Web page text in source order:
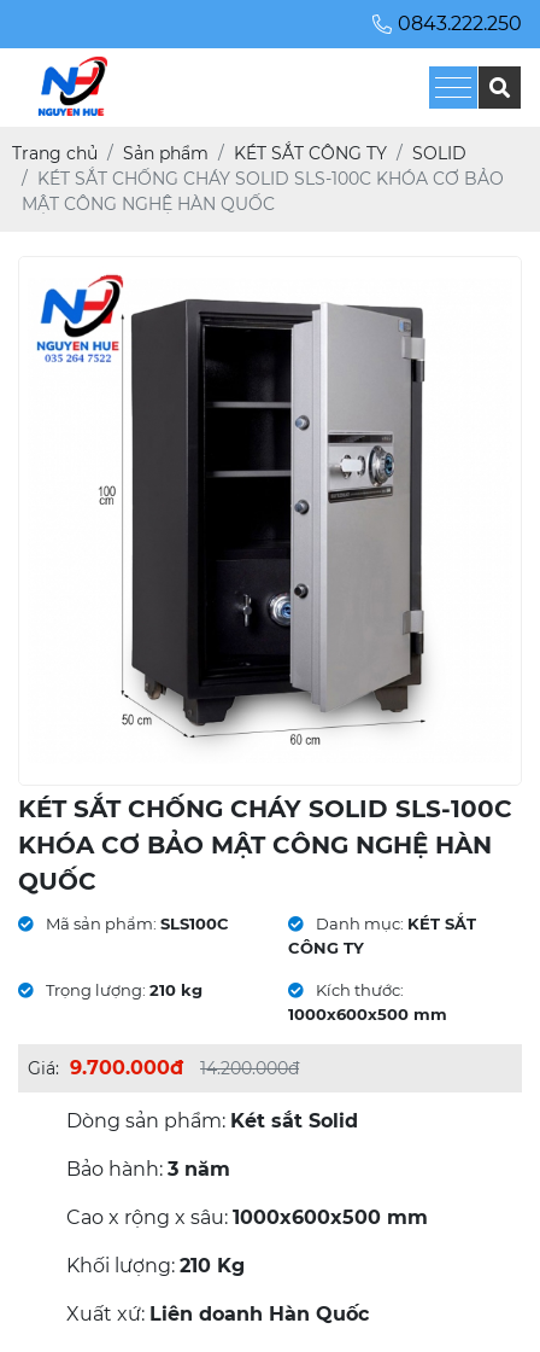
0843.222.250
Trang chủ Sản phẩm KÉT SẮT CÔNG TY
SOLID
KÉT SẮT CHỐNG CHÁY SOLID SLS-100C KHÓA CƠ BẢO
MẬT CÔNG NGHỆ HÀN QUỐC
KÉT SẮT CHỐNG CHÁY SOLID SLS-100C
KHÓA CƠ BẢO MẬT CÔNG NGHỆ HÀN
QUỐC
Mã sản phẩm: SLS100C Danh mục: KÉT SẮT
CÔNG TY
Trọng lượng: 210 kg
Kích thước:
1000x600x500 mm
Giá: 9.700.000đ 14.200.000đ
Dòng sản phẩm: Két sắt Solid
Bảo hành: 3 năm
Cao x rộng x sâu: 1000x600x500 mm
Khối lượng: 210 Kg
Xuất xứ: Liên doanh Hàn Quốc